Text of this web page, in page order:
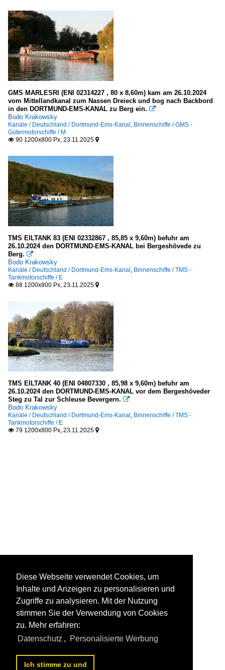
GMS MARLESRI (ENI 02314227 , 80 x 8,60m) kam am 26.10.2024
vom Mittellandkanal zum Nassen Dreieck und bog nach Backbord
in den DORTMUND-EMS-KANAL zu Berg ein. 
Bodo Krakowsky
Kanäle / Deutschland / Dortmund-Ems-Kanal , Binnenschiffe / GMS -
Gütermotorschiffe / M
 90 1200x800 Px, 23.11.2025 
TMS EILTANK 83 (ENI 02332867 , 85,85 x 9,60m) befuhr am
26.10.2024 den DORTMUND-EMS-KANAL bei Bergeshövede zu
Berg. 
Bodo Krakowsky
Kanäle / Deutschland / Dortmund-Ems-Kanal , Binnenschiffe / TMS -
Tankmotorschiffe / E
 88 1200x800 Px, 23.11.2025 
TMS EILTANK 40 (ENI 04807330 , 85,98 x 9,60m) befuhr am
26.10.2024 den DORTMUND-EMS-KANAL vor dem Bergeshöveder
Steg zu Tal zur Schleuse Bevergern. 
Bodo Krakowsky
Kanäle / Deutschland / Dortmund-Ems-Kanal , Binnenschiffe / TMS -
Tankmotorschiffe / E
 79 1200x800 Px, 23.11.2025 
Diese Webseite verwendet Cookies, um
Inhalte und Anzeigen zu personalisieren und
Zugriffe zu analysieren. Mit der Nutzung
stimmen Sie der Verwendung von Cookies
zu. Mehr erfahren:
Datenschutz , Personalisierte Werbung
Ich stimme zu und